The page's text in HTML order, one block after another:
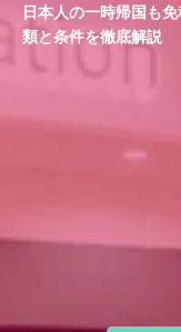
日本人の一時帰国も
類と条件を徹底解説